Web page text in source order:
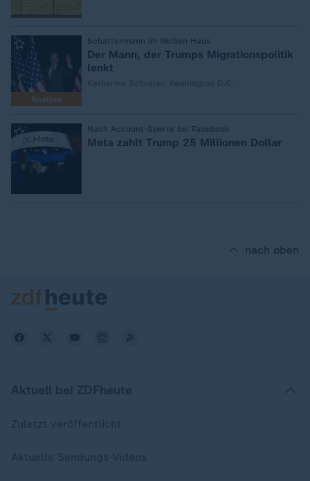
Analyse
Schattenmann im Weißen Haus
Der Mann, der Trumps Migrationspolitik
lenkt
Nach Account-Sperre bei Facebook
Meta zahlt Trump 25 Millionen Dollar
nach oben